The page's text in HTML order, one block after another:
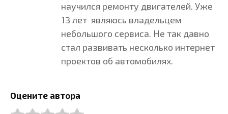
научился ремонту двигателей. Уже
13 лет являюсь владельцем
небольшого сервиса. Не так давно
стал развивать несколько интернет
проектов об автомобилях.
Оцените автора